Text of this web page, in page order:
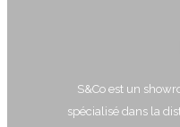
S&Co est un
spécialisé dans la